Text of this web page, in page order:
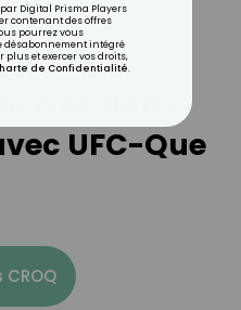
les
dans
UFC-Que
Digital Prisma Players
contenant des offres
pourrez vous
intégré
et exercer vos droits,
de Confidentialité.